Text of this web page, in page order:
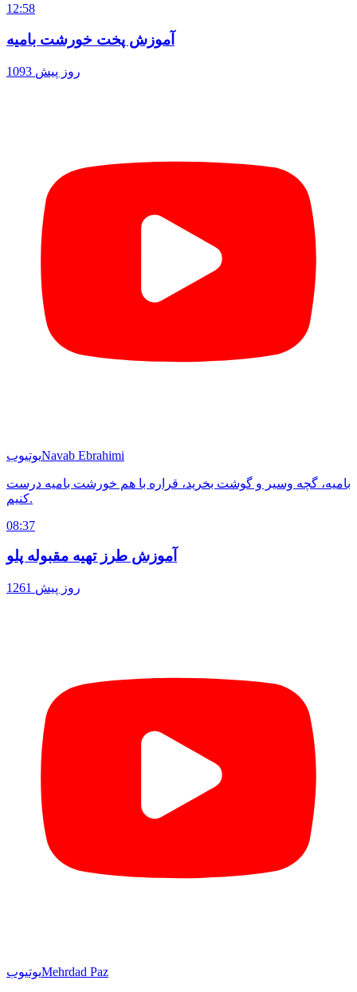
12:58
آموزش پخت خورشت بامیه
1093 روز پیش
یوتیوبNavab Ebrahimi
بامیه، گچه وسیر و گوشت بخرید، قراره با هم خورشت بامیه درست
کنیم.
08:37
آموزش طرز تهیه مقبوله پلو
1261 روز پیش
یوتیوبMehrdad Paz